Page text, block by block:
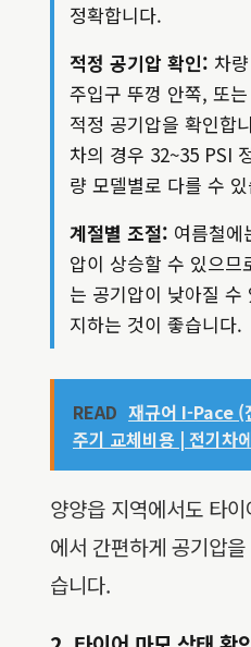
정확합니다.
적정 공기압 확인: 차
주입구 뚜껑 안쪽, 또
적정 공기압을 확인합
차의 경우 32~35 PSI
량 모델별로 다를 수
계절별 조절: 여름철에
압이 상승할 수 있으므
는 공기압이 낮아질
지하는 것이 좋습니다.
READ 재규어 I-Pace (
주기 교체비용 | 전기차
양양읍 지역에서도 타
에서 간편하게 공기압
습니다.